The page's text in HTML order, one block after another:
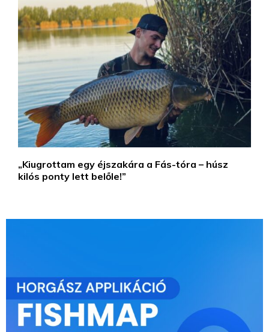
„Kiugrottam egy éjszakára a Fás-tóra – húsz
kilós ponty lett belőle!”